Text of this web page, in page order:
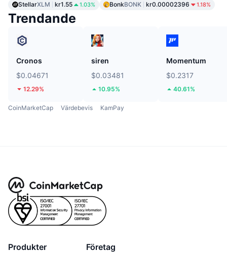
StellarXLM kr1.55 1.03% BonkBONK kr0.00002396 1.18%
Trendande
Cronos
$0.04671
12.29%
siren
$0.03481
10.95%
Momentum
$0.2317
40.61%
CoinMarketCap Värdebevis KamPay
Produkter Företag